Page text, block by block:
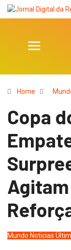
Home
Copa
Agitam
Mundo Noticias